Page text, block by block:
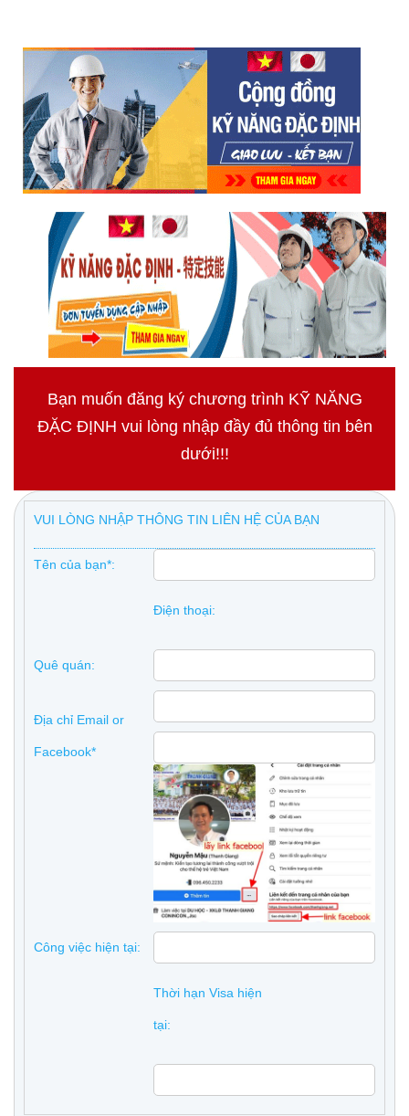
Bạn muốn đăng ký chương trình KỸ NĂNG
ĐẶC ĐỊNH vui lòng nhập đầy đủ thông tin bên
dưới!!!
VUI LÒNG NHẬP THÔNG TIN LIÊN HỆ CỦA BẠN
Tên của bạn*:
Điện thoại:
Quê quán:
Địa chỉ Email or
Facebook*
Công việc hiện tại:
Thời hạn Visa hiện
tại: